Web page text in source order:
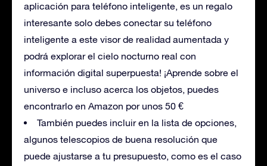
aplicación para teléfono inteligente, es un regalo
interesante solo debes conectar su teléfono
inteligente a este visor de realidad aumentada y
podrá explorar el cielo nocturno real con
información digital superpuesta! ¡Aprende sobre el
universo e incluso acerca los objetos, puedes
encontrarlo en Amazon por unos 50 €
También puedes incluir en la lista de opciones,
algunos telescopios de buena resolución que
puede ajustarse a tu presupuesto, como es el caso